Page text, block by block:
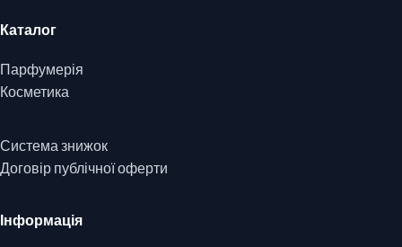
Каталог
Парфумерія
Косметика
Система знижок
Договір публічної оферти
Інформація